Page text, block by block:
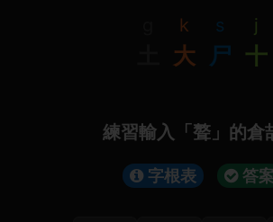
k
大
s
尸
j
十
練習輸入「聱」的倉
字根表 答